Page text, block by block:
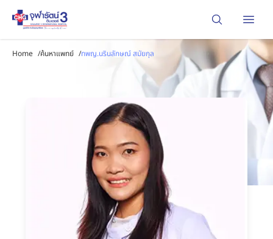
Home /ค้นหาแพทย์ /ทพญ.นรินลักษณ์ สมัยกุล